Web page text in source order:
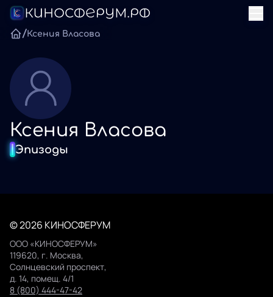
/Ксения Власова
Ксения Власова
Эпизоды
© 2026 КИНОСФЕРУМ
ООО «КИНОСФЕРУМ»
119620, г. Москва,
Солнцевский проспект,
д. 14, помещ. 4/1
8 (800) 444-47-42